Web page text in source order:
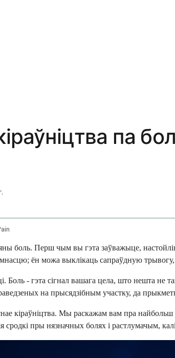
па
боль. Перш чым вы гэта заўважыце,
ён можа выклікаць сапраўдную
Боль - гэта сігнал вашага цела, што нешта
на прысядзібным участку, да
кіраўніцтва. Мы раскажам вам пра
сродкі пры нязначных болях і растлумачым,